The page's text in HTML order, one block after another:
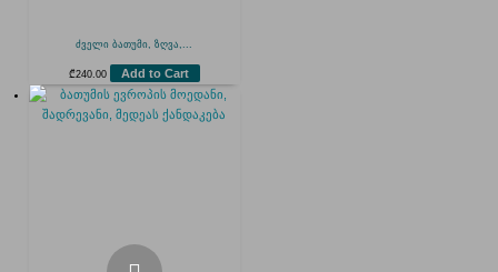
ძველი ბათუმი, ზღვა,...
₾240.00 Add to Cart